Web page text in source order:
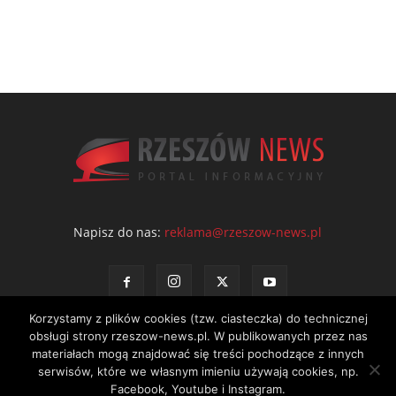
Napisz do nas: reklama@rzeszow-news.pl
Kontakt Polityka prywatności Regulamin portalu
Korzystamy z plików cookies (tzw. ciasteczka) do technicznej
obsługi strony rzeszow-news.pl. W publikowanych przez nas
materiałach mogą znajdować się treści pochodzące z innych
serwisów, które we własnym imieniu używają cookies, np.
Facebook, Youtube i Instagram.